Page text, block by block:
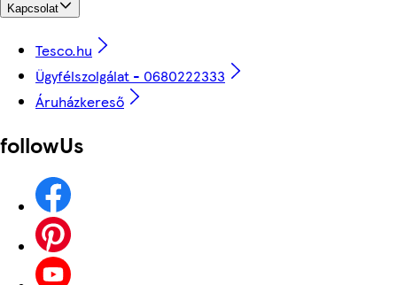
Kapcsolat
Tesco.hu
Ügyfélszolgálat - 0680222333
Áruházkereső
followUs